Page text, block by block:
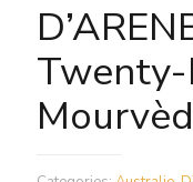
Twenty-